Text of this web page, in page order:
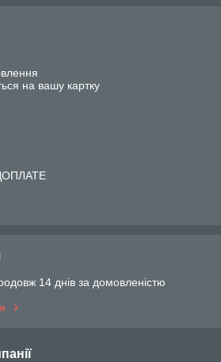
на вашу картку
14 днів за домовленістю